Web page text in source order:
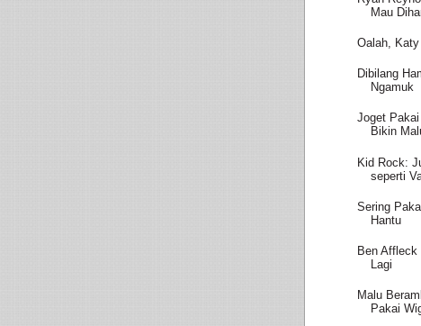
Mau
Oalah,
Dibilang
Ngamuk
Joget
Bikin
Kid Rock:
seperti
Sering
Hantu
Ben Affleck
Lagi
Malu
Pakai